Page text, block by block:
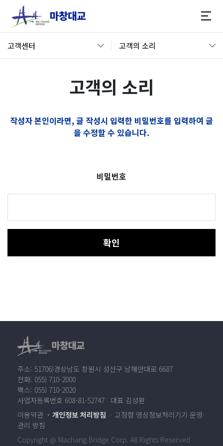
고객센터 고객의 소리
고객의 소리
작성자 본인이라면, 글 작성시 입력한 비밀번호를 입력하여 글
을 수정할 수 있습니다.
비밀번호
확인
주소: 51706)경상남도 창원시 성산구 남해안대로 6687
전화: 055) 710-2000
팩스: 055) 710-2020
사업자등록번호 608-81-52747 대표 김성환
이용약관
개인정보 처리방침
고정형 영상정보처리기기 운영·
관리 방침
Copyright @ Machang Bridge Corp. All Rights Reserved